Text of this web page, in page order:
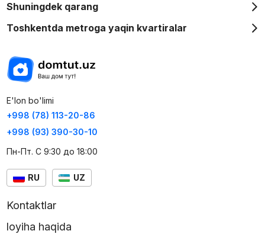
Shuningdek qarang
Toshkentda metroga yaqin kvartiralar
E'lon bo'limi
+998 (78) 113-20-86
+998 (93) 390-30-10
Пн-Пт. С 9:30 до 18:00
RU UZ
Kontaktlar
loyiha haqida